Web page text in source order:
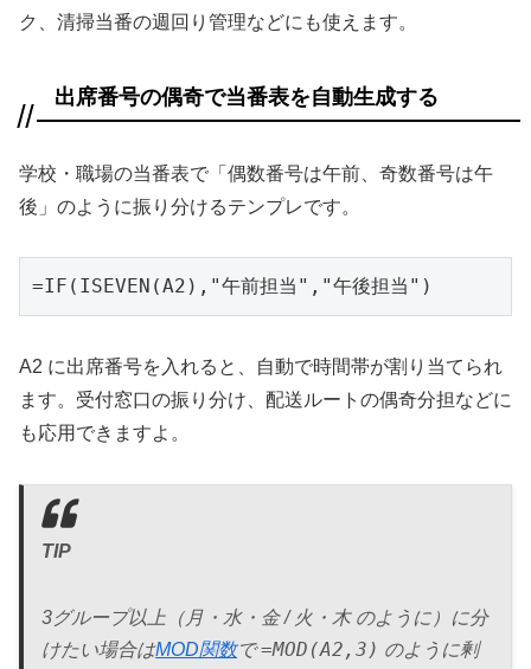
ク、清掃当番の週回り管理などにも使えます。
出席番号の偶奇で当番表を自動生成する
学校・職場の当番表で「偶数番号は午前、奇数番号は午
後」のように振り分けるテンプレです。
=IF(ISEVEN(A2),"午前担当","午後担当")
A2 に出席番号を入れると、自動で時間帯が割り当てられ
ます。受付窓口の振り分け、配送ルートの偶奇分担などに
も応用できますよ。
TIP
3グループ以上（月・水・金 / 火・木 のように）に分
けたい場合はMOD関数で=MOD(A2,3) のように剰